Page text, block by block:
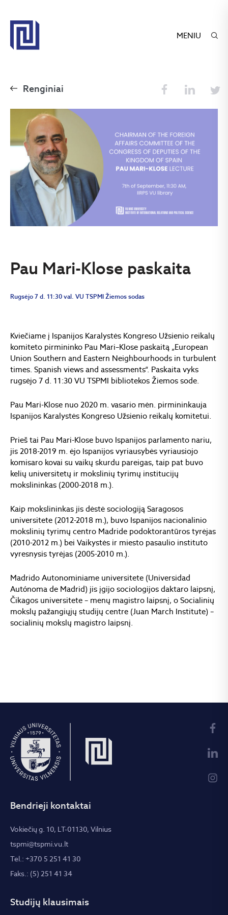
MENIU
Renginiai
Pau Mari-Klose paskaita
Rugsėjo 7 d. 11:30 val. VU TSPMI Žiemos sodas
Kviečiame į Ispanijos Karalystės Kongreso Užsienio reikalų
komiteto pirmininko Pau Mari–Klose paskaitą „European
Union Southern and Eastern Neighbourhoods in turbulent
times. Spanish views and assessments“. Paskaita vyks
rugsėjo 7 d. 11:30 VU TSPMI bibliotekos Žiemos sode.
Pau Mari-Klose nuo 2020 m. vasario mėn. pirmininkauja
Ispanijos Karalystės Kongreso Užsienio reikalų komitetui.
Prieš tai Pau Mari-Klose buvo Ispanijos parlamento nariu,
jis 2018-2019 m. ėjo Ispanijos vyriausybės vyriausiojo
komisaro kovai su vaikų skurdu pareigas, taip pat buvo
kelių universitetų ir mokslinių tyrimų institucijų
mokslininkas (2000-2018 m.).
Kaip mokslininkas jis dėstė sociologiją Saragosos
universitete (2012-2018 m.), buvo Ispanijos nacionalinio
mokslinių tyrimų centro Madride podoktorantūros tyrėjas
(2010-2012 m.) bei Vaikystės ir miesto pasaulio instituto
vyresnysis tyrėjas (2005-2010 m.).
Madrido Autonominiame universitete (Universidad
Autónoma de Madrid) jis įgijo sociologijos daktaro laipsnį,
Čikagos universitete – menų magistro laipsnį, o Socialinių
mokslų pažangiųjų studijų centre (Juan March Institute) –
socialinių mokslų magistro laipsnį.
Bendrieji kontaktai
Vokiečių g. 10, LT-01130, Vilnius
tspmi@tspmi.vu.lt
Tel.: +370 5 251 41 30
Faks.: (5) 251 41 34
Studijų klausimais